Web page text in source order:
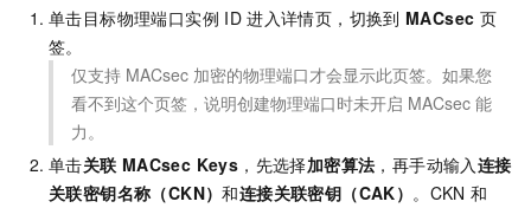
单击目标物理端口实例 ID 进入详情页，切换到 MACsec 页
签。
仅支持 MACsec 加密的物理端口才会显示此页签。如果您
看不到这个页签，说明创建物理端口时未开启 MACsec 能
力。
单击关联 MACsec Keys ，先选择加密算法 ，再手动输入连接
关联密钥名称（CKN）和连接关联密钥（CAK） 。CKN 和